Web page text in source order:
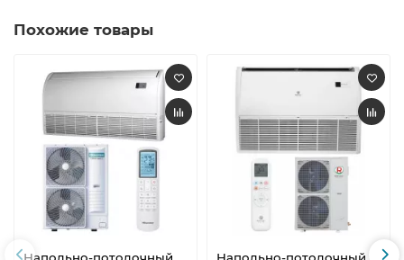
Похожие товары
Напольно-потолочный
Напольно-потолочный